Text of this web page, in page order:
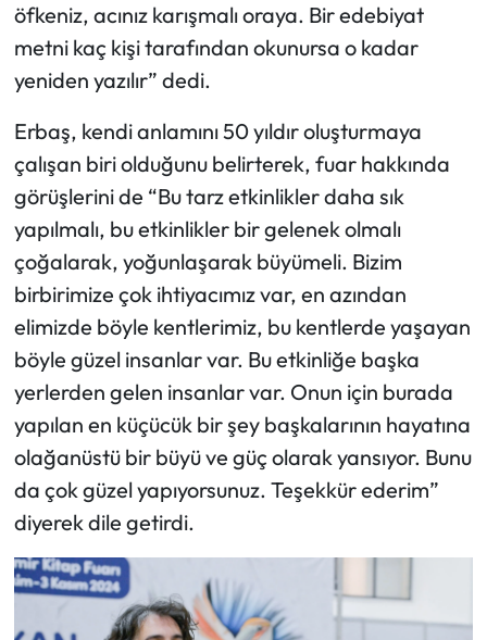
öfkeniz, acınız karışmalı oraya. Bir edebiyat
metni kaç kişi tarafından okunursa o kadar
yeniden yazılır” dedi.
Erbaş, kendi anlamını 50 yıldır oluşturmaya
çalışan biri olduğunu belirterek, fuar hakkında
görüşlerini de “Bu tarz etkinlikler daha sık
yapılmalı, bu etkinlikler bir gelenek olmalı
çoğalarak, yoğunlaşarak büyümeli. Bizim
birbirimize çok ihtiyacımız var, en azından
elimizde böyle kentlerimiz, bu kentlerde yaşayan
böyle güzel insanlar var. Bu etkinliğe başka
yerlerden gelen insanlar var. Onun için burada
yapılan en küçücük bir şey başkalarının hayatına
olağanüstü bir büyü ve güç olarak yansıyor. Bunu
da çok güzel yapıyorsunuz. Teşekkür ederim”
diyerek dile getirdi.